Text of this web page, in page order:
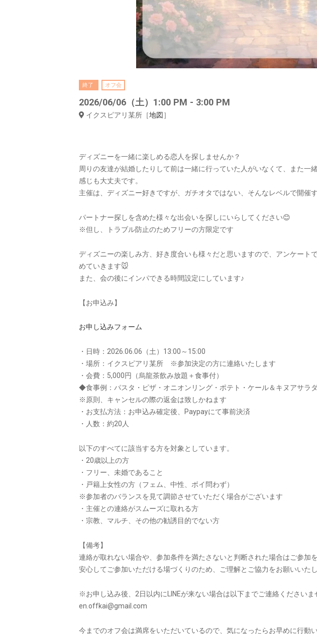
終了 オフ会
2026/06/06（土）1:00 PM - 3:00 PM
イクスピアリ某所［地図 ］
ディズニーを一緒に楽しめる恋人を探しませんか？
周りの友達が結婚したりして前は一緒に行っていた人がいなくて、また一
感じも大丈夫です。
主催は、ディズニー好きですが、ガチオタではない、そんなレベルで開催
パートナー探しを含めた様々な出会いを探しにいらしてください😊
※但し、トラブル防止のためフリーの方限定です
ディズニーの楽しみ方、好き度合いも様々だと思いますので、アンケート
めていきます🐭
また、会の後にインパできる時間設定にしています♪
【お申込み】
お申し込みフォーム
・日時：2026.06.06（土）13:00～15:00
・場所：イクスピアリ某所 ※参加決定の方に連絡いたします
・会費：5,000円（烏龍茶飲み放題＋食事付）
◆食事例：パスタ・ピザ・オニオンリング・ポテト・ケール＆キヌアサラ
※原則、キャンセルの際の返金は致しかねます
・お支払方法：お申込み確定後、Paypayにて事前決済
・人数：約20人
以下のすべてに該当する方を対象としています。
・20歳以上の方
・フリー、未婚であること
・戸籍上女性の方（フェム、中性、ボイ問わず）
※参加者のバランスを見て調節させていただく場合がございます
・主催との連絡がスムーズに取れる方
・宗教、マルチ、その他の勧誘目的でない方
【備考】
連絡が取れない場合や、参加条件を満たさないと判断された場合はご参加
安心してご参加いただける場づくりのため、ご理解とご協力をお願いいたし
※お申し込み後、2日以内にLINEが来ない場合は以下までご連絡くださいま
en.offkai@gmail.com
今までのオフ会は満席をいただいているので、気になったらお早めに行動